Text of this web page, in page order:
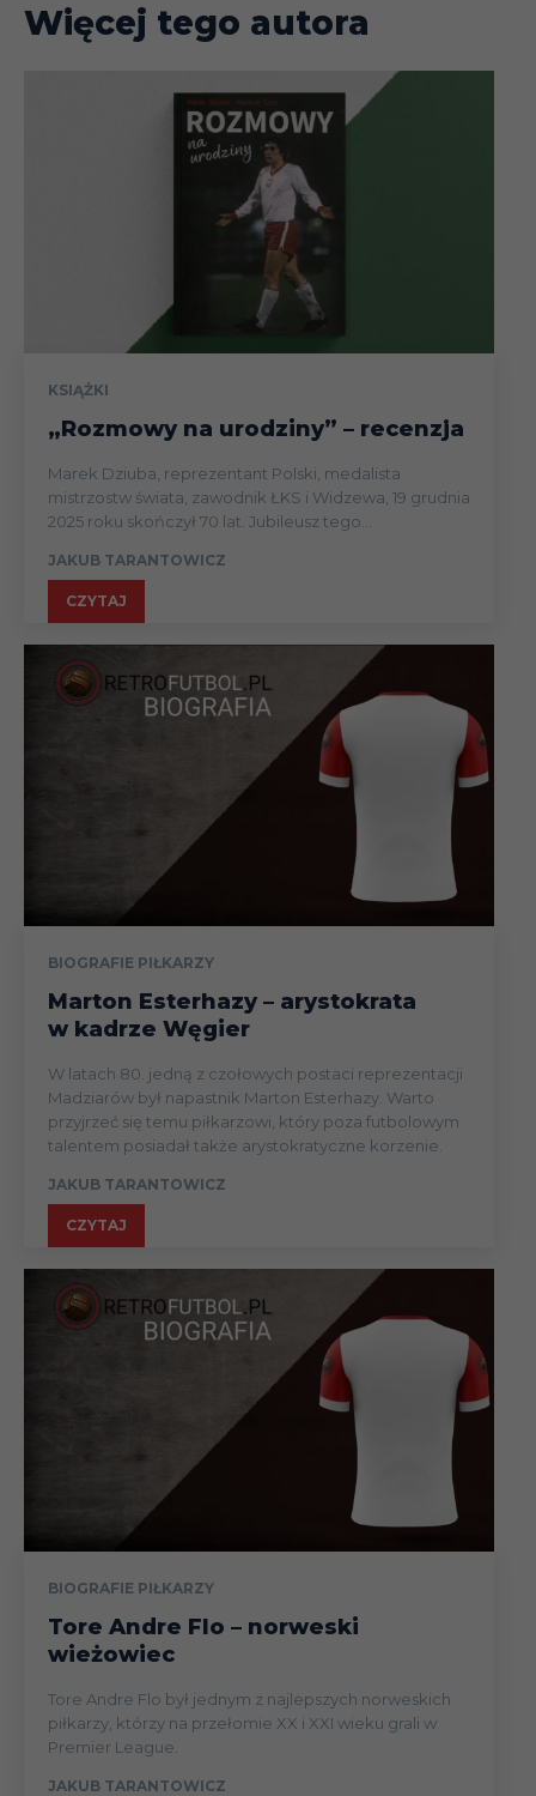
Więcej tego autora
KSIĄŻKI
„Rozmowy na urodziny” – recenzja
Marek Dziuba, reprezentant Polski, medalista
mistrzostw świata, zawodnik ŁKS i Widzewa, 19 grudnia
2025 roku skończył 70 lat. Jubileusz tego...
JAKUB TARANTOWICZ
CZYTAJ
BIOGRAFIE PIŁKARZY
Marton Esterhazy – arystokrata
w kadrze Węgier
W latach 80. jedną z czołowych postaci reprezentacji
Madziarów był napastnik Marton Esterhazy. Warto
przyjrzeć się temu piłkarzowi, który poza futbolowym
talentem posiadał także arystokratyczne korzenie.
JAKUB TARANTOWICZ
CZYTAJ
BIOGRAFIE PIŁKARZY
Tore Andre Flo – norweski
wieżowiec
Tore Andre Flo był jednym z najlepszych norweskich
piłkarzy, którzy na przełomie XX i XXI wieku grali w
Premier League.
JAKUB TARANTOWICZ